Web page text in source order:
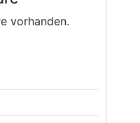
vorhanden.